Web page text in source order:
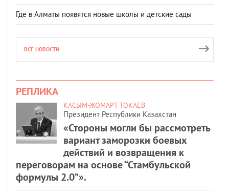
Где в Алматы появятся новые школы и детские сады
ВСЕ НОВОСТИ
РЕПЛИКА
КАСЫМ-ЖОМАРТ ТОКАЕВ
Президент Республики Казахстан
«Стороны могли бы рассмотреть
вариант заморозки боевых
действий и возвращения к
переговорам на основе “Стамбульской
формулы 2.0”».